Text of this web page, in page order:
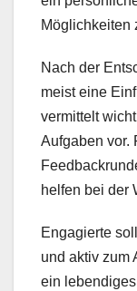
Möglichkeiten
Nach der
meist eine
vermittelt
Aufgaben vor.
helfen bei der
Engagierte
und aktiv zum
ein